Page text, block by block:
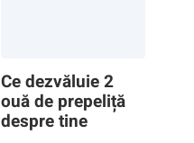
Ce dezvăluie 2
ouă de prepeliță
despre tine